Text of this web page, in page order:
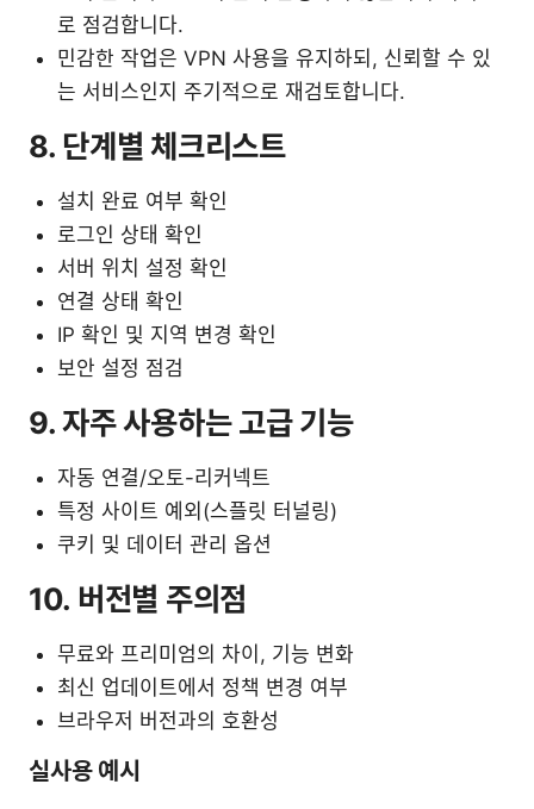
로 점검합니다.
민감한 작업은 VPN 사용을 유지하되, 신뢰할 수 있
는 서비스인지 주기적으로 재검토합니다.
8. 단계별 체크리스트
설치 완료 여부 확인
로그인 상태 확인
서버 위치 설정 확인
연결 상태 확인
IP 확인 및 지역 변경 확인
보안 설정 점검
9. 자주 사용하는 고급 기능
자동 연결/오토-리커넥트
특정 사이트 예외(스플릿 터널링)
쿠키 및 데이터 관리 옵션
10. 버전별 주의점
무료와 프리미엄의 차이, 기능 변화
최신 업데이트에서 정책 변경 여부
브라우저 버전과의 호환성
실사용 예시